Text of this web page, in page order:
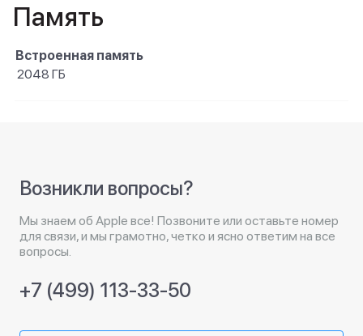
Память
Встроенная память
2048 ГБ
Возникли вопросы?
Мы знаем об Apple все! Позвоните или оставьте номер
для связи, и мы грамотно, четко и ясно ответим на все
вопросы.
+7 (499) 113-33-50